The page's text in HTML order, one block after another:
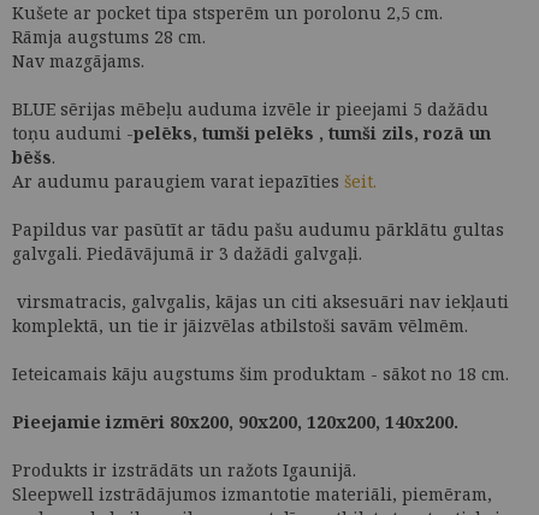
Kušete ar pocket tipa stsperēm un porolonu 2,5 cm.
Rāmja augstums 28 cm.
Nav mazgājams.
BLUE sērijas mēbeļu auduma izvēle ir pieejami 5 dažādu
toņu audumi -pelēks, tumši pelēks , tumši zils, rozā un
bēšs.
Ar audumu paraugiem varat iepazīties šeit.
Papildus var pasūtīt ar tādu pašu audumu pārklātu gultas
galvgali. Piedāvājumā ir 3 dažādi galvgaļi.
virsmatracis, galvgalis, kājas un citi aksesuāri nav iekļauti
komplektā, un tie ir jāizvēlas atbilstoši savām vēlmēm.
Ieteicamais kāju augstums šim produktam - sākot no 18 cm.
Pieejamie izmēri 80x200, 90x200, 120x200, 140x200.
Produkts ir izstrādāts un ražots Igaunijā.
Sleepwell izstrādājumos izmantotie materiāli, piemēram,